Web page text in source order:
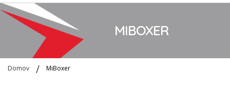
MIBOXER
Domov MiBoxer